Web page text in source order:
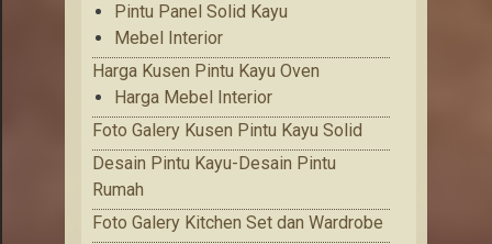
Pintu Panel Solid Kayu
Mebel Interior
Harga Kusen Pintu Kayu Oven
Harga Mebel Interior
Foto Galery Kusen Pintu Kayu Solid
Desain Pintu Kayu-Desain Pintu
Rumah
Foto Galery Kitchen Set dan Wardrobe